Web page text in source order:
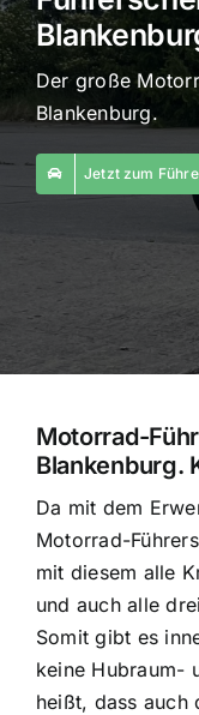
Der große
Blankenburg.
Jetzt zum
Motorrad-
Blankenburg.
Da mit dem
Motorrad-
mit diesem alle
und auch alle
Somit gibt es
keine Hubraum-
heißt, dass auch